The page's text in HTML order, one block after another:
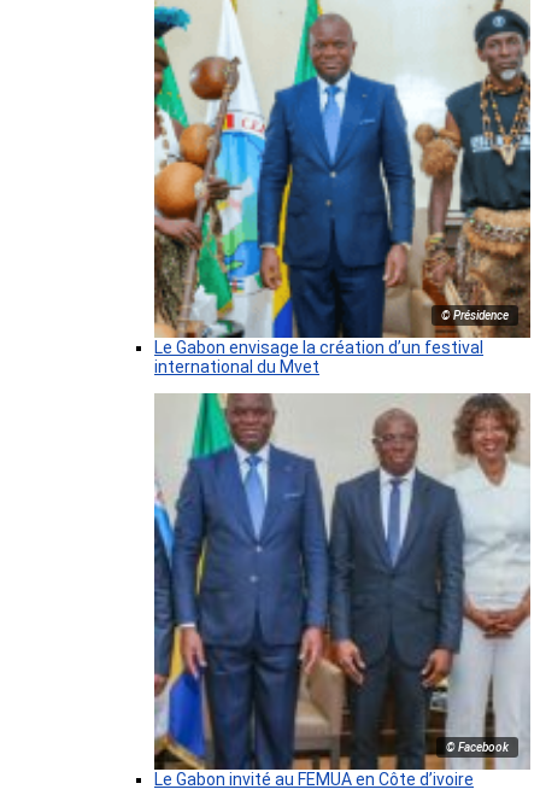
© Présidence
Le Gabon envisage la création d’un festival
international du Mvet
© Facebook
Le Gabon invité au FEMUA en Côte d’ivoire